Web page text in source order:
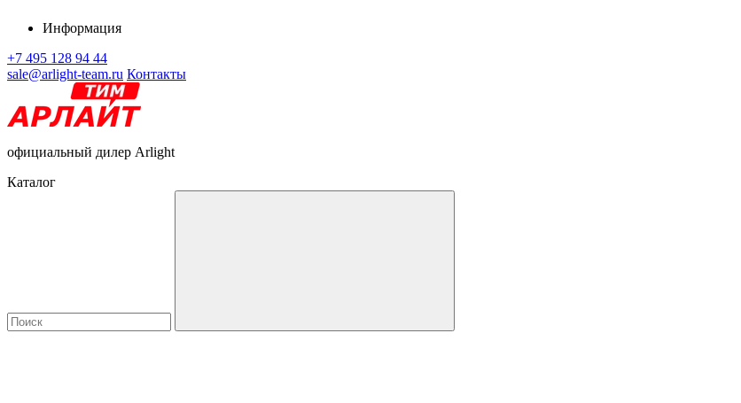
Информация
+7 495 128 94 44
sale@arlight-team.ru Контакты
официальный дилер Arlight
Каталог